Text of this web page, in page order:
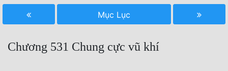
Free
Hậu Cung
Mục Lục
Chương 531 Chung cực vũ khí